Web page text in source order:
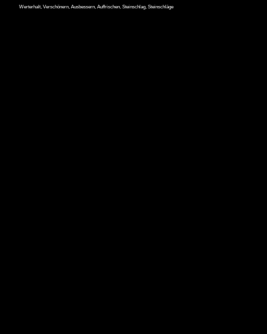
Werterhalt, Verschönern, Ausbessern, Auffrischen, Steinschlag, Steinschläge